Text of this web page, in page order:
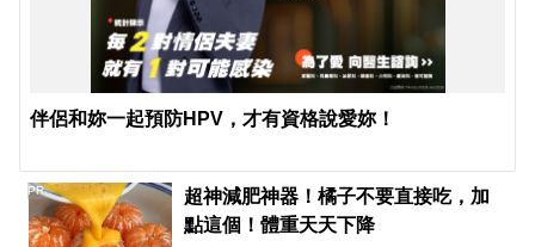
伴侶和妳一起預防HPV，才有資格說愛妳！
超神減肥神器！橘子不要直接吃，加
點這個！體重天天下降
PR